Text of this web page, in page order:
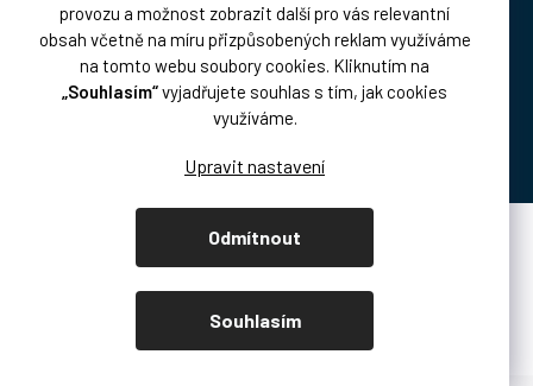
provozu a možnost zobrazit další pro vás relevantní
obsah včetně na míru přizpůsobených reklam využíváme
na tomto webu soubory cookies. Kliknutím na
„Souhlasím“vyjadřujete souhlas s tím, jak cookies
využíváme.
Odmítnout
Souhlasím
Platba:
Vytvořil Shoptet Premium
Copyright 2026 . Všechna práva vyhrazena.
Upravit nastavení cookies